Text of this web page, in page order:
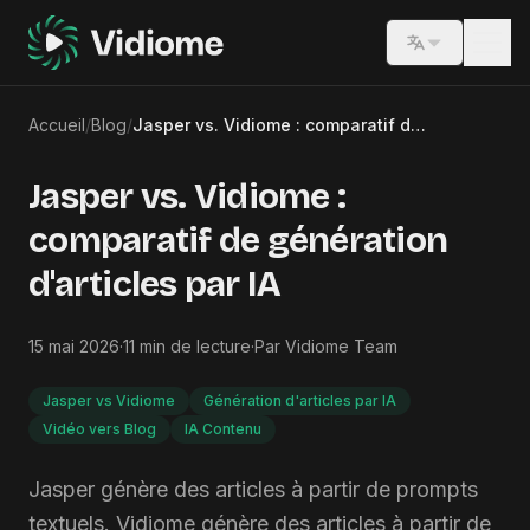
Switch
Accueil/Blog/ Jasper vs. Vidiome : comparatif de génération d'articles par IA
Jasper vs. Vidiome :
comparatif de génération
d'articles par IA
15 mai 2026·11 min de lecture·Par Vidiome Team
Jasper vs Vidiome
Génération d'articles par IA
Vidéo vers Blog
IA Contenu
Jasper génère des articles à partir de prompts
textuels. Vidiome génère des articles à partir de